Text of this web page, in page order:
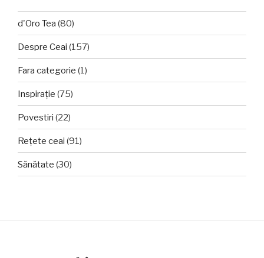
d'Oro Tea (80)
Despre Ceai (157)
Fara categorie (1)
Inspirație (75)
Povestiri (22)
Rețete ceai (91)
Sănătate (30)